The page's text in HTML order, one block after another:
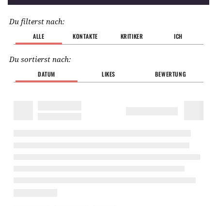
Du filterst nach:
ALLE KONTAKTE KRITIKER ICH
Du sortierst nach:
DATUM LIKES BEWERTUNG